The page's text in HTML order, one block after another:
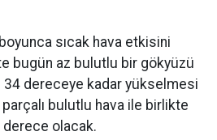
sıcak hava etkisini
bugün az bulutlu bir gökyüzü
34 dereceye kadar yükselmesi
parçalı bulutlu hava ile birlikte
derece olacak.